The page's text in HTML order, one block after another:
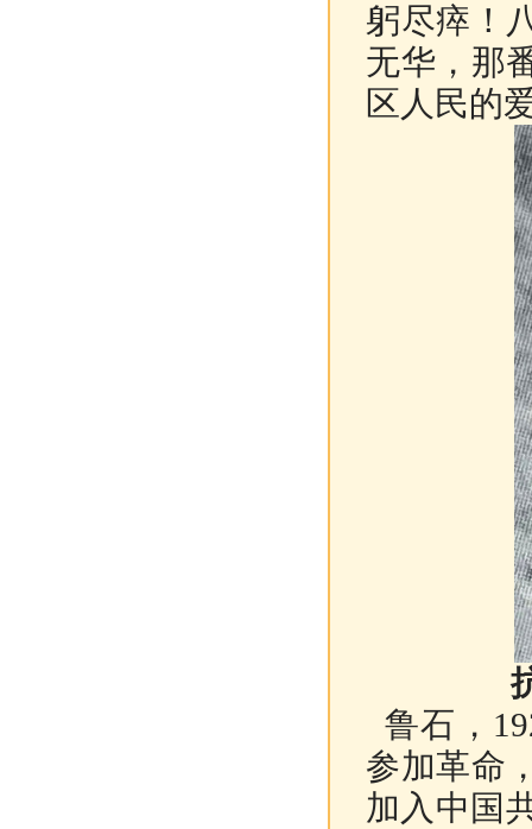
躬尽瘁！
无华，那
区人民的
鲁石，
参加革命
加入中国